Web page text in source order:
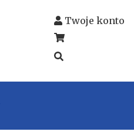
Twoje konto